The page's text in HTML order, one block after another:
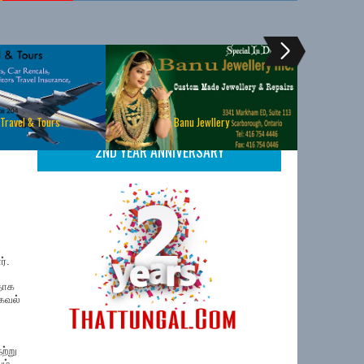
& Tours Banu Jewllery
2ND YEAR ANNIVERSARY